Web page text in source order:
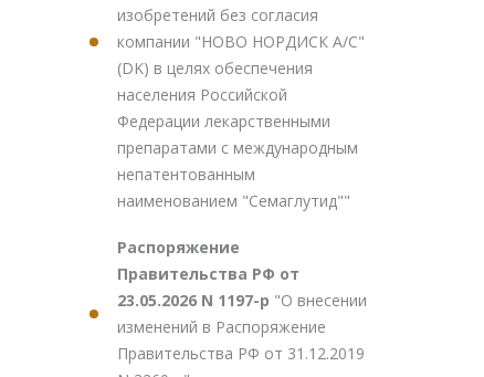
изобретений без согласия
компании "НОВО НОРДИСК А/С"
(DK) в целях обеспечения
населения Российской
Федерации лекарственными
препаратами с международным
непатентованным
наименованием "Семаглутид""
Распоряжение
Правительства РФ от
23.05.2026 N 1197-р "О внесении
изменений в Распоряжение
Правительства РФ от 31.12.2019